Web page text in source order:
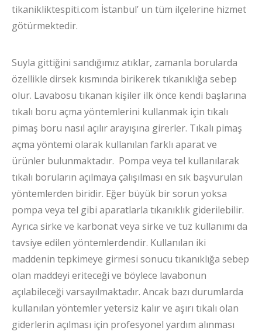
tikanikliktespiti.com İstanbul’ un tüm ilçelerine hizmet
götürmektedir.
Suyla gittiğini sandığımız atıklar, zamanla borularda
özellikle dirsek kısmında birikerek tıkanıklığa sebep
olur. Lavabosu tıkanan kişiler ilk önce kendi başlarına
tıkalı boru açma yöntemlerini kullanmak için tıkalı
pimaş boru nasıl açılır arayışına girerler. Tıkalı pimaş
açma yöntemi olarak kullanılan farklı aparat ve
ürünler bulunmaktadır. Pompa veya tel kullanılarak
tıkalı boruların açılmaya çalışılması en sık başvurulan
yöntemlerden biridir. Eğer büyük bir sorun yoksa
pompa veya tel gibi aparatlarla tıkanıklık giderilebilir.
Ayrıca sirke ve karbonat veya sirke ve tuz kullanımı da
tavsiye edilen yöntemlerdendir. Kullanılan iki
maddenin tepkimeye girmesi sonucu tıkanıklığa sebep
olan maddeyi eriteceği ve böylece lavabonun
açılabileceği varsayılmaktadır. Ancak bazı durumlarda
kullanılan yöntemler yetersiz kalır ve aşırı tıkalı olan
giderlerin açılması için profesyonel yardım alınması